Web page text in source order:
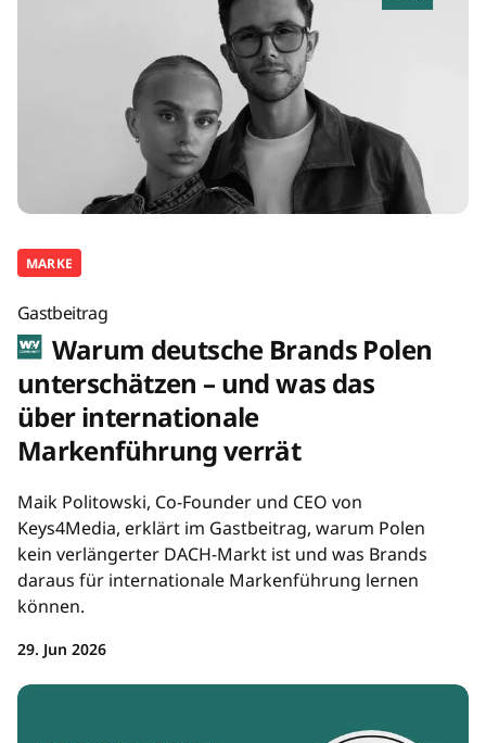
MARKE
Gastbeitrag
Warum deutsche Brands Polen
unterschätzen – und was das
über internationale
Markenführung verrät
Maik Politowski, Co-Founder und CEO von
Keys4Media, erklärt im Gastbeitrag, warum Polen
kein verlängerter DACH-Markt ist und was Brands
daraus für internationale Markenführung lernen
können.
29. Jun 2026